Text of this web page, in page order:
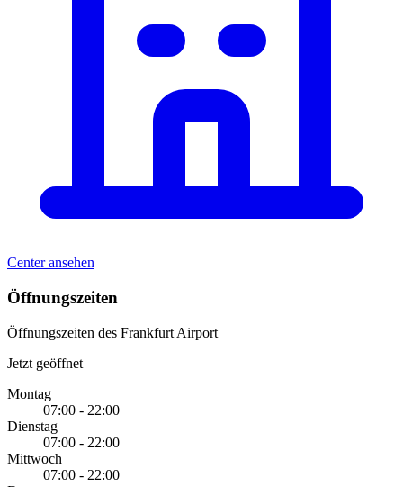
Center ansehen
Öffnungszeiten
Öffnungszeiten des Frankfurt Airport
Jetzt geöffnet
Montag
07:00 - 22:00
Dienstag
07:00 - 22:00
Mittwoch
07:00 - 22:00